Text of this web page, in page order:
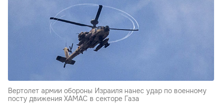
Вертолет армии обороны Израиля нанес удар по военному
посту движения ХАМАС в секторе Газа